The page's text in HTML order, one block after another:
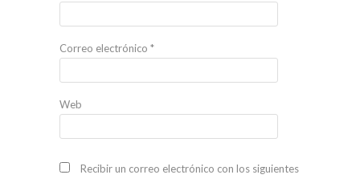
Correo electrónico *
Web
Recibir un correo electrónico con los siguientes